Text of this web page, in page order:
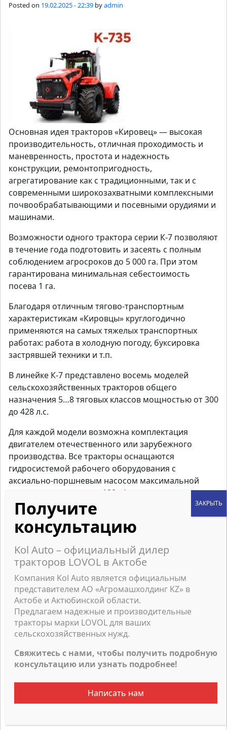
Posted on 19.02.2025 - 22:39 byadmin
Основная идея тракторов «Кировец» — высокая
производительность, отличная проходимость и
маневренность, простота и надежность
конструкции, ремонтопригодность,
агрегатирование как c традиционными, так и c
современными широкозахватными комплексными
почвообрабатывающими и посевными орудиями и
машинами.
Возможности одного трактора серии К-7 позволяют
в течение года подготовить и засеять с полным
соблюдением агросроков до 5 000 га. При этом
гарантирована минимальная себестоимость
посева 1 га.
Благодаря отличным тягово-транспортным
характеристикам «Кировцы» круглогодично
применяются на самых тяжелых транспортных
работах: работа в холодную погоду, буксировка
застрявшей техники и т.п.
В линейке К-7 представлено восемь моделей
сельскохозяйственных тракторов общего
назначения 5…8 тяговых классов мощностью от 300
до 428 л.с.
Для каждой модели возможна комплектация
двигателем отечественного или зарубежного
производства. Все тракторы оснащаются
гидросистемой рабочего оборудования с
аксиально-поршневым насосом максимальной
производительностью 180 л/мин.
В базовую комплектацию всех тракторов входит
трехточечное навесное устройство категории IV N
по ISO с системой быстрой сцепки, прицепная
скоба и гидрофицированый крюк. По заказу
потребителя трактор может быть дооснащен
опциональным оборудованием, расширяющим его
производственные возможности.
ВОЗМОЖНОСТИ ТРАКТОРА
Высокая функциональность, производительность,
экономичность и надежность тракторов КИРОВЕЦ
серии К-7 характеризуется высокими
среднегодовыми наработками – 1500-3000
— Гарантия 2 года или 3000 мч.
Kol Auto – официальный дилер
тракторов LOVOL в Актобе
Компания Kol Auto является официальным
представителем АО «Агромашхолдинг KZ» в
Актобе и Актюбинской области.
Предлагаем надежные и производительные
тракторы марки LOVOL для ваших
сельскохозяйственных нужд.
Свяжитесь с нами, чтобы получить подробную
консультацию или узнать подробнее!
Написать нам